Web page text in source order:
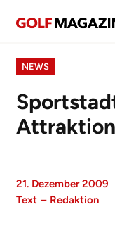
NEWS
21. Dezember 2009
Text – Redaktion